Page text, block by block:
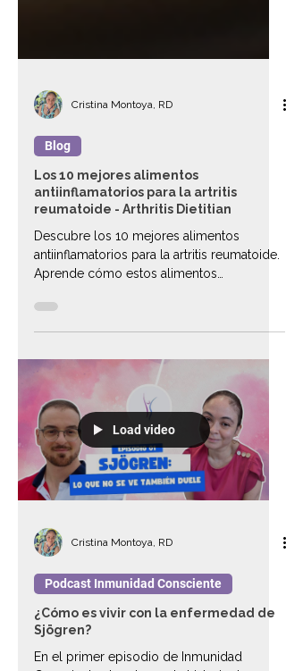
Cristina Montoya, RD
Blog
Los 10 mejores alimentos
reumatoide - Arthritis Dietitian
Descubre los 10 mejores alimentos
antiinflamatorios para la artritis reumatoide.
Aprende cómo estos alimentos
Load video
Cristina Montoya, RD
Podcast Inmunidad Consciente
¿Cómo es vivir con la enfermedad de
Sjögren?